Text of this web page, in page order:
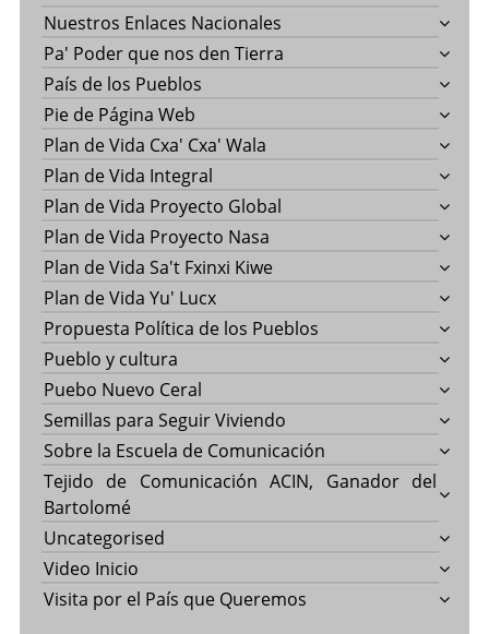
Nuestros Enlaces Nacionales
Pa' Poder que nos den Tierra
País de los Pueblos
Pie de Página Web
Plan de Vida Cxa' Cxa' Wala
Plan de Vida Integral
Plan de Vida Proyecto Global
Plan de Vida Proyecto Nasa
Plan de Vida Sa't Fxinxi Kiwe
Plan de Vida Yu' Lucx
Propuesta Política de los Pueblos
Pueblo y cultura
Puebo Nuevo Ceral
Semillas para Seguir Viviendo
Sobre la Escuela de Comunicación
Tejido de Comunicación ACIN, Ganador del
Bartolomé
Uncategorised
Video Inicio
Visita por el País que Queremos